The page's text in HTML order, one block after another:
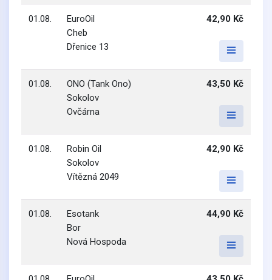
01.08.
EuroOil
Cheb
Dřenice 13
42,90 Kč
01.08.
ONO (Tank Ono)
Sokolov
Ovčárna
43,50 Kč
01.08.
Robin Oil
Sokolov
Vítězná 2049
42,90 Kč
01.08.
Esotank
Bor
Nová Hospoda
44,90 Kč